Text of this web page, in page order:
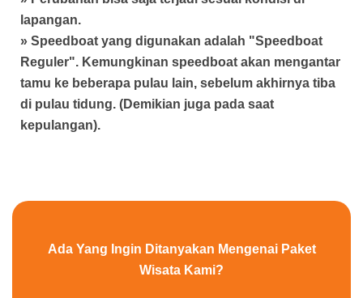
lapangan.
» Speedboat yang digunakan adalah "Speedboat
Reguler". Kemungkinan speedboat akan mengantar
tamu ke beberapa pulau lain, sebelum akhirnya tiba
di pulau tidung. (Demikian juga pada saat
kepulangan).
Ada Yang Ingin Ditanyakan Mengenai Paket
Wisata Kami?